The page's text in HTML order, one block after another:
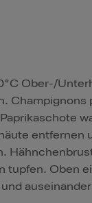
Ober-/
Champignons
entfernen
tupfen. Oben